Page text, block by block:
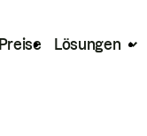
Preise Lösungen